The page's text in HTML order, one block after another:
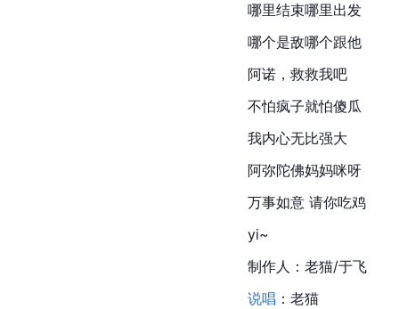
哪里结束哪里出发
哪个是敌哪个跟他
阿诺，救救我吧
不怕疯子就怕傻瓜
我内心无比强大
阿弥陀佛妈妈咪呀
万事如意 请你吃鸡
yi~
制作人：老猫/于飞
说唱 ：老猫